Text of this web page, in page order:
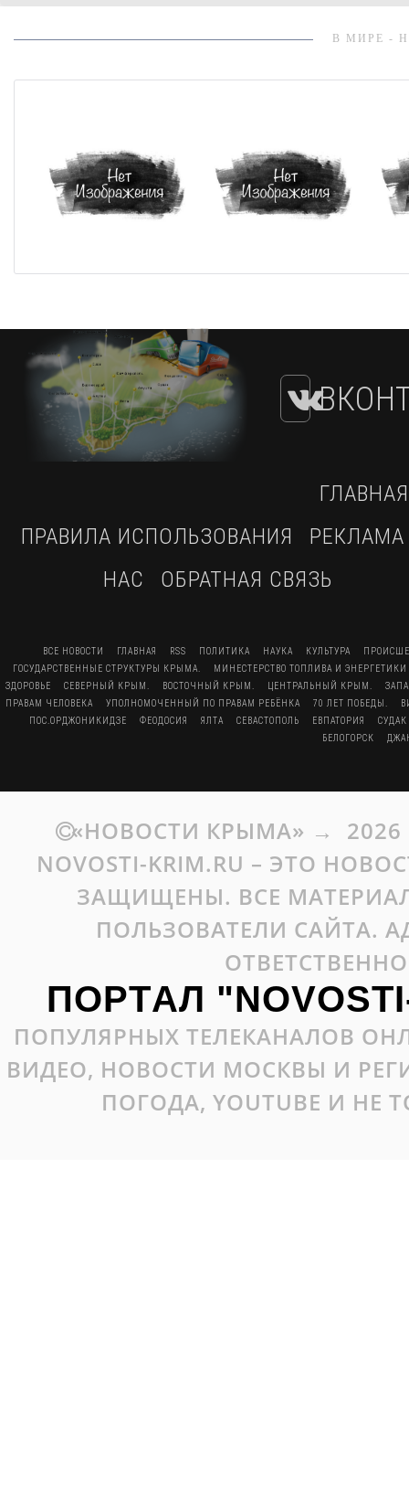
В МИРЕ -
ГЛАВНАЯ
ПРАВИЛА ИСПОЛЬЗОВАНИЯ
РЕКЛАМА
НАС
ОБРАТНАЯ СВЯЗЬ
ВСЕ НОВОСТИ ГЛАВНАЯ RSS ПОЛИТИКА НАУКА КУЛЬТУРА
ГОСУДАРСТВЕННЫЕ СТРУКТУРЫ КРЫМА.
МИНЕСТЕРСТВО ТОПЛИВА И
ЗДОРОВЬЕ
СЕВЕРНЫЙ КРЫМ. ВОСТОЧНЫЙ КРЫМ. ЦЕНТРАЛЬНЫЙ КРЫМ.
ПРАВАМ ЧЕЛОВЕКА
УПОЛНОМОЧЕННЫЙ ПО ПРАВАМ РЕБЁНКА 70 ЛЕТ ПОБЕДЫ.
ПОС.ОРДЖОНИКИДЗЕ
ФЕОДОСИЯ ЯЛТА СЕВАСТОПОЛЬ ЕВПАТОРИЯ
СУДАК
БЕЛОГОРСК
«НОВОСТИ КРЫМА» → 2026
NOVOSTI-KRIM.RU – ЭТО
ЗАЩИЩЕНЫ. ВСЕ
ПОЛЬЗОВАТЕЛИ САЙТА.
ПОРТАЛ
ПОПУЛЯРНЫХ ТЕЛЕКАНАЛОВ
ВИДЕО, НОВОСТИ МОСКВЫ И
ПОГОДА, YOUTUBE И